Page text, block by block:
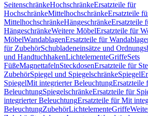
SeitenschränkeHochschränkeErsatzteile für
HochschränkeMittelhochschränkeErsatzteile
MittelhochschränkeHängeschränkeErsatzteile
HängeschränkeWeitere MöbelErsatzteile für
MöbelWandablagenErsatzteile für
für ZubehörSchubladeneinsätze und
und HandtuchhakenLichtelementeGriffeSets
FüßeMagnettafelnSteckdosenErsatzteile für
ZubehörSpiegel und SpiegelschränkeSpiegel
SpiegelMit integrierter BeleuchtungErsatzteile
BeleuchtungSpiegelschränkeErsatzteile für
integrierter BeleuchtungErsatzteile für Mit
BeleuchtungZubehörLichtelementeGriffe